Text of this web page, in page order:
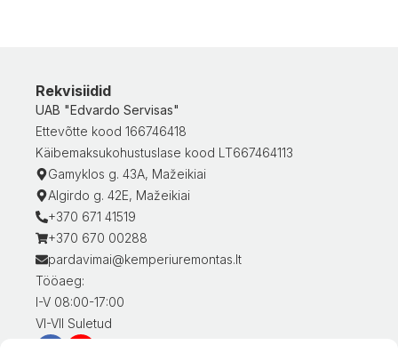
Rekvisiidid
UAB "Edvardo Servisas"
Ettevõtte kood 166746418
Käibemaksukohustuslase kood LT667464113
Gamyklos g. 43A, Mažeikiai
Algirdo g. 42E, Mažeikiai
+370 671 41519
+370 670 00288
pardavimai@kemperiuremontas.lt
Tööaeg:
I-V 08:00-17:00
VI-VII Suletud